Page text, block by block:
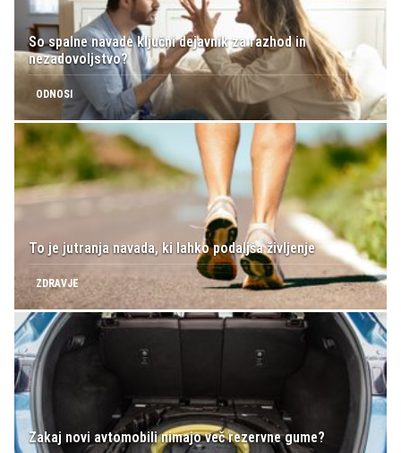
So spalne navade ključni dejavnik za razhod in
nezadovoljstvo?
ODNOSI
To je jutranja navada, ki lahko podaljša življenje
ZDRAVJE
Zakaj novi avtomobili nimajo več rezervne gume?